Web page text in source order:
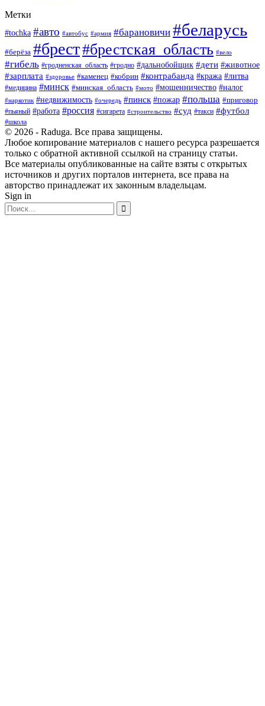
Метки
#tochka #авто #автобус #армия #барановичи #беларусь
#берёза #брест#брестская_область #вело
#гибель #гродненская_область #гродно #дальнобойщик #дети #животное
#зарплата #здоровье #каменец #кобрин #контрабанда #кража #литва
#медицина #минск #минская_область #мото #мошенничество #налог
#наркотик #недвижимость #очередь #пинск #пожар #польша #приговор
#пьяный #работа #россия #сигарета #строительство #суд #такси #футбол
#школа
© 2026 - Raduga. Все права защищены.
Любое копирование материалов с нашего ресурса разрешается
только с обратной активной ссылкой на страницу статьи.
Все материалы опубликованные на сайте взяты с открытых
источников и других порталов интернета, все права на
авторство принадлежат их законным владельцам.
Sign in